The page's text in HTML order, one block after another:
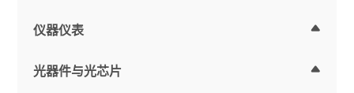
仪器仪表
光器件与光芯片